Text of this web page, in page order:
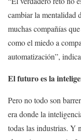
cambiar la mentalidad
muchas compañías
como el miedo a
automatización”,
El futuro es la
Pero no todo son
era donde la
todas las industrias. Y